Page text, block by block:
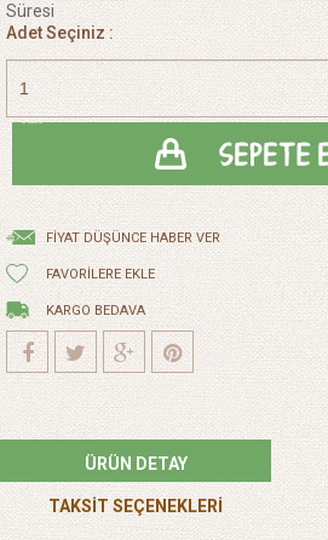
Süresi
Adet Seçiniz :
FIYAT DÜŞÜNCE HABER VER
FAVORILERE EKLE
KARGO BEDAVA
ÜRÜN DETAY
TAKSİT SEÇENEKLERİ